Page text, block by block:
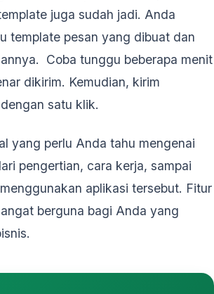
juga sudah jadi. Anda
template pesan yang dibuat dan
Coba tunggu beberapa menit
dikirim. Kemudian, kirim
satu klik.
yang perlu Anda tahu mengenai
pengertian, cara kerja, sampai
aplikasi tersebut. Fitur
berguna bagi Anda yang